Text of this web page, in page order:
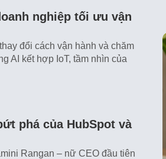
nghiệp tối ưu vận
đổi cách vận hành và chăm
AI kết hợp IoT, tầm nhìn của
phá của HubSpot và
Rangan – nữ CEO đầu tiên